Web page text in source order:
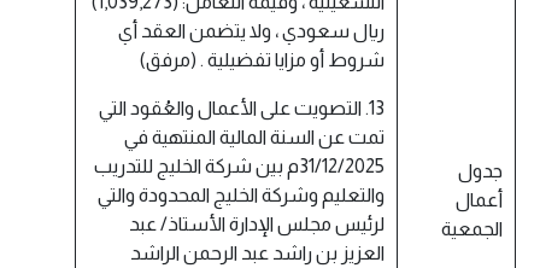
جدول
أعمال
الجمعية
ريال سعودي ، ولا يتضمن العقد أي
شروط أو مزايا تفضيلية . (مرفق)
13. التصويت على الأعمال والعُقود التي
تمت عن السنة المالية المنتهية في
31/12/2025م بين شركة الخليج للتدريب
والتعليم وشركة الخليج المحدودة والتي
لرئيس مجلس الإدارة الأستاذ/ عبد
العزيز بن راشد عبد الرحمن الراشد